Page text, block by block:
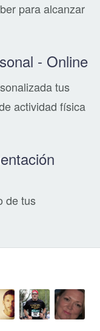
para alcanzar
- Online
tus
actividad física
de tus